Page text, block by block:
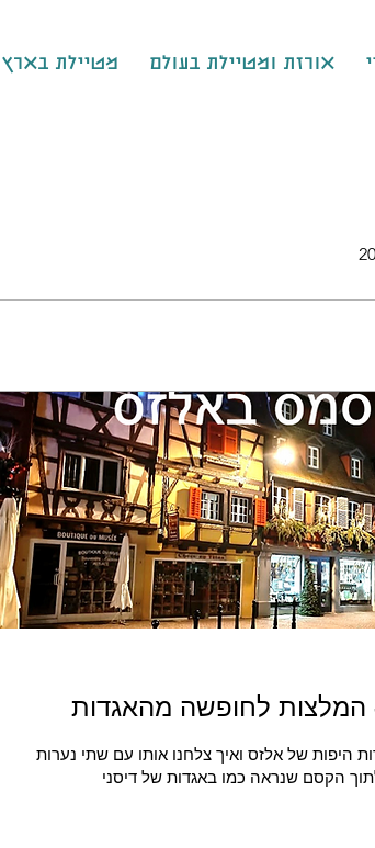
אורזת ומטיילת בעולם מטיילת בארץ
המלצות לחופשה מהאגדות
היפות של אלזס ואיך צלחנו אותו עם שתי נערות
הקסם שנראה כמו באגדות של דיסני